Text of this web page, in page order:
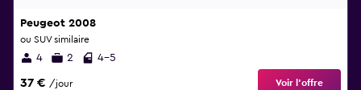
Peugeot 2008
ou SUV similaire
4 2 4-5
37 € /jour Voir l’offre